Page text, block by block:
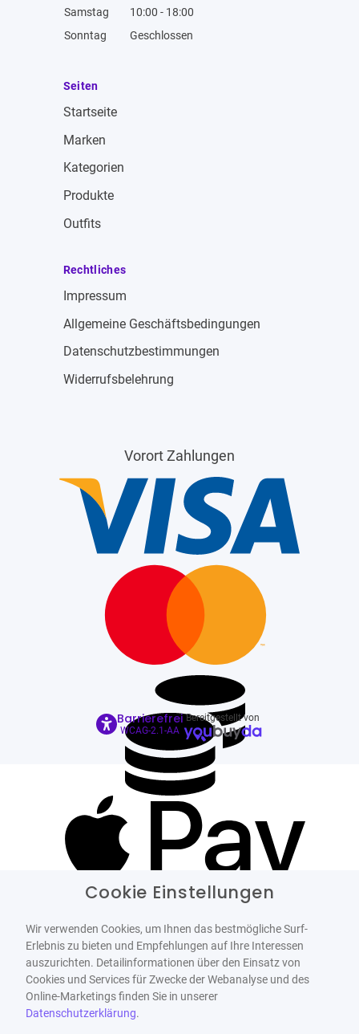
Samstag
10:00 - 18:00
Sonntag
Geschlossen
Seiten
Startseite
Marken
Kategorien
Produkte
Outfits
Rechtliches
Impressum
Allgemeine Geschäftsbedingungen
Datenschutzbestimmungen
Widerrufsbelehrung
Vorort Zahlungen
Barrierefrei
WCAG-2.1-AA
Bereitgestellt von
Cookie Einstellungen
Wir verwenden Cookies, um Ihnen das bestmögliche Surf-
Erlebnis zu bieten und Empfehlungen auf Ihre Interessen
auszurichten. Detailinformationen über den Einsatz von
Cookies und Services für Zwecke der Webanalyse und des
Online-Marketings finden Sie in unserer
Datenschutzerklärung.